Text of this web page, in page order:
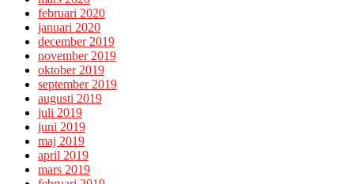
februari 2020
januari 2020
december 2019
november 2019
oktober 2019
september 2019
augusti 2019
juli 2019
juni 2019
maj 2019
april 2019
mars 2019